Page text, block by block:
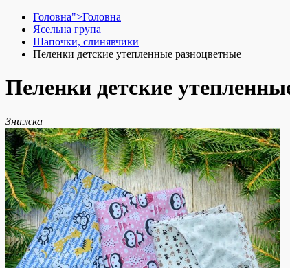
Головна">Головна
Ясельна група
Шапочки, слинявчики
Пеленки детские утепленные разноцветные
Пеленки детские
Знижка